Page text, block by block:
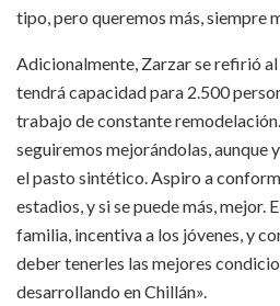
tipo, pero queremos más, siempre
Adicionalmente, Zarzar se refirió
tendrá capacidad para 2.500
trabajo de constante remodelación.
seguiremos mejorándolas, aunque
el pasto sintético. Aspiro a
estadios, y si se puede más, mejor.
familia, incentiva a los jóvenes, y
deber tenerles las mejores
desarrollando en Chillán».